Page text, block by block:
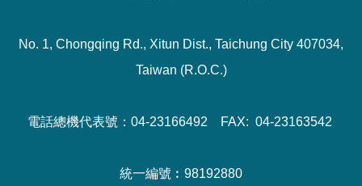
No. 1, Chongqing Rd., Xitun Dist., Taichung City 407034,
Taiwan (R.O.C.)
電話總機代表號：04-23166492 FAX: 04-23163542
統一編號︰98192880